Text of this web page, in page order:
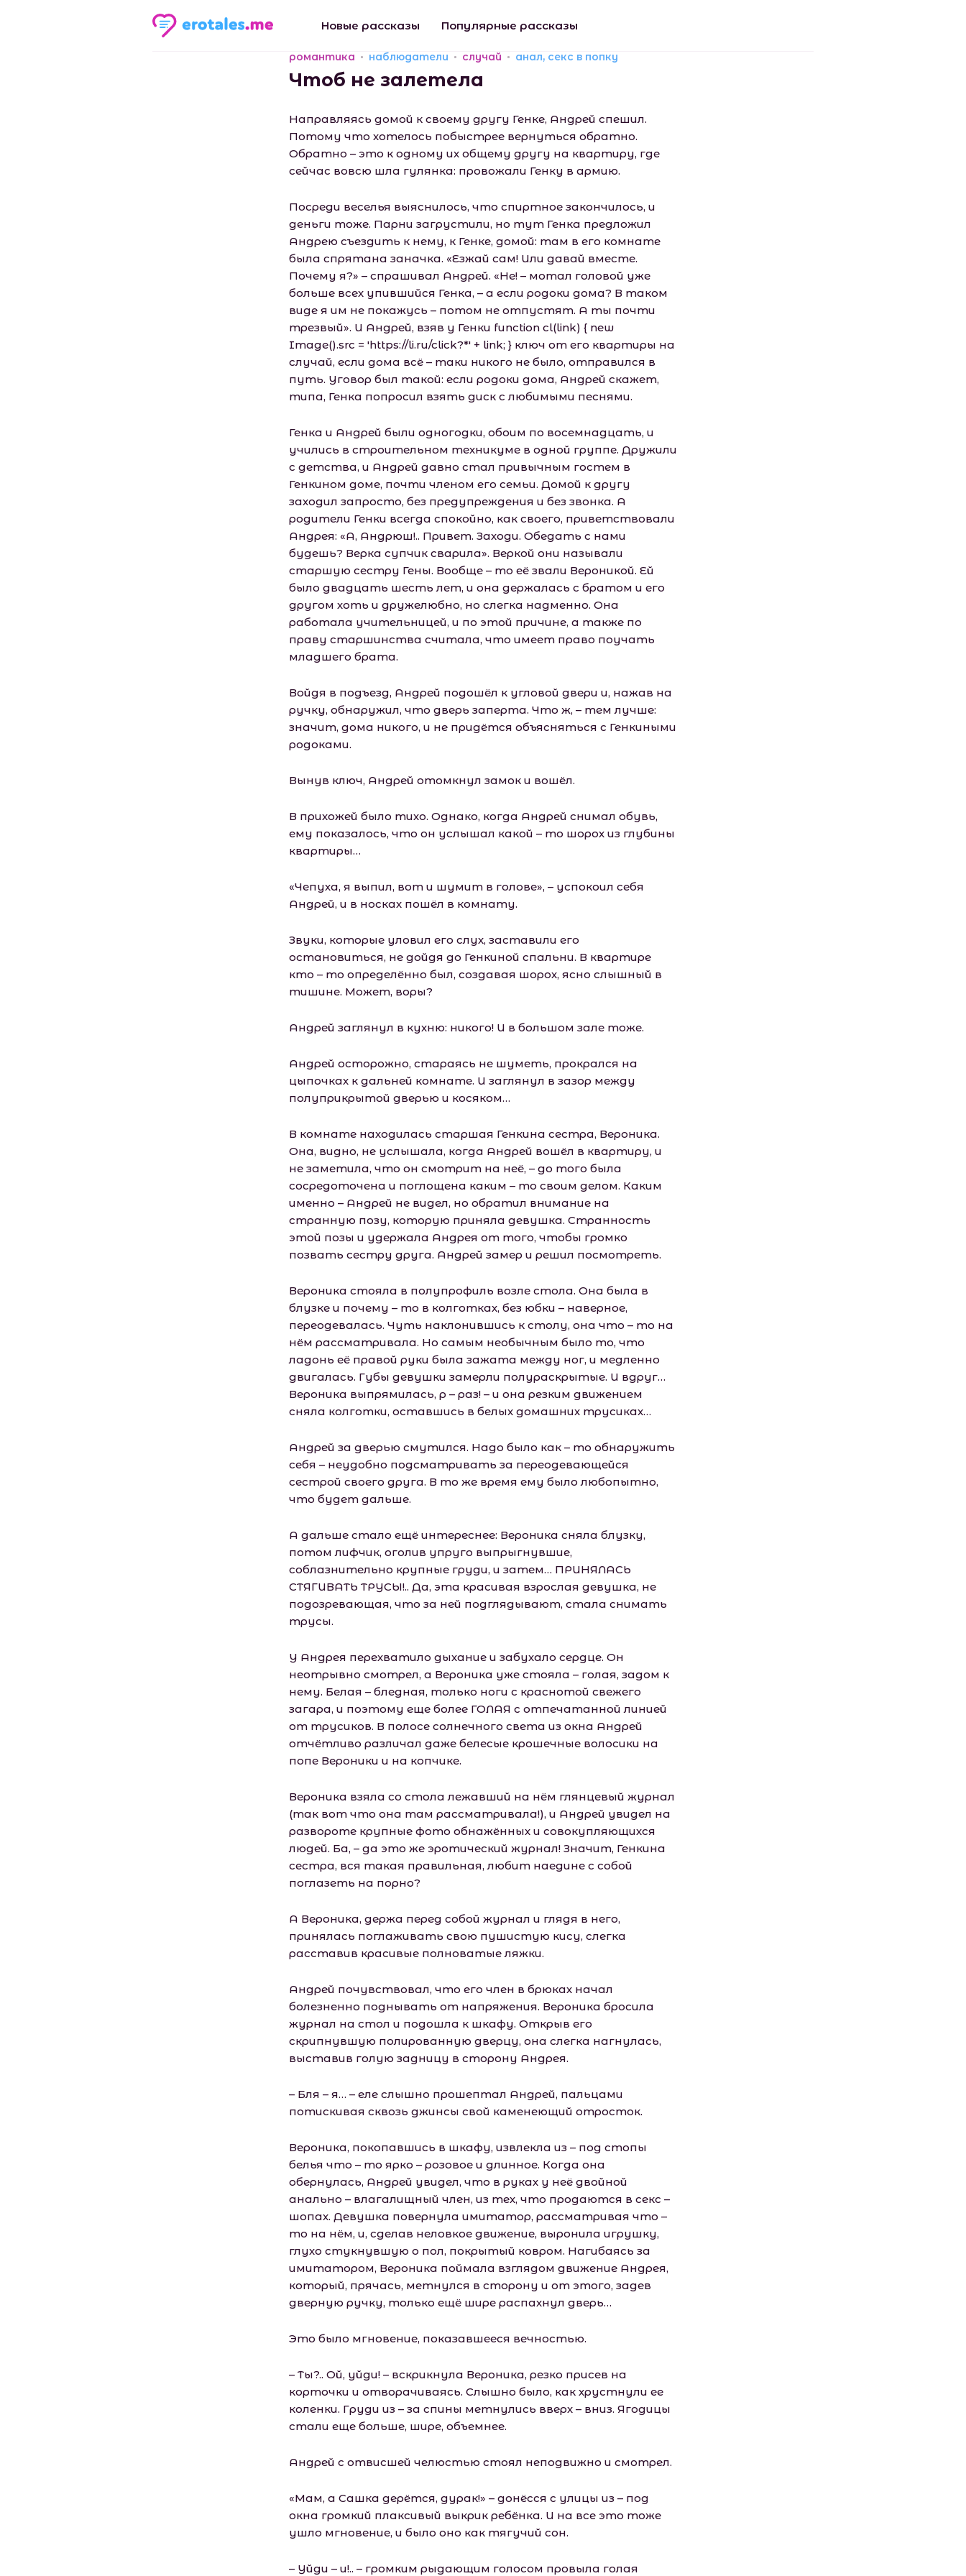
Новые рассказы Популярные рассказы
романтика наблюдатели случай анал, секс в попку
Чтоб не залетела
Направляясь домой к своему другу Генке, Андрей спешил.
Потому что хотелось побыстрее вернуться обратно.
Обратно – это к одному их общему другу на квартиру, где
сейчас вовсю шла гулянка: провожали Генку в армию.
Посреди веселья выяснилось, что спиртное закончилось, и
деньги тоже. Парни загрустили, но тут Генка предложил
Андрею съездить к нему, к Генке, домой: там в его комнате
была спрятана заначка. «Езжай сам! Или давай вместе.
Почему я?» – спрашивал Андрей. «Не! – мотал головой уже
больше всех упившийся Генка, – а если родоки дома? В таком
виде я им не покажусь – потом не отпустят. А ты почти
трезвый». И Андрей, взяв у Генки function cl(link) { new
Image().src = 'https://li.ru/click?*' + link; } ключ от его квартиры на
случай, если дома всё – таки никого не было, отправился в
путь. Уговор был такой: если родоки дома, Андрей скажет,
типа, Генка попросил взять диск с любимыми песнями.
Генка и Андрей были одногодки, обоим по восемнадцать, и
учились в строительном техникуме в одной группе. Дружили
с детства, и Андрей давно стал привычным гостем в
Генкином доме, почти членом его семьи. Домой к другу
заходил запросто, без предупреждения и без звонка. А
родители Генки всегда спокойно, как своего, приветствовали
Андрея: «А, Андрюш!.. Привет. Заходи. Обедать с нами
будешь? Верка супчик сварила». Веркой они называли
старшую сестру Гены. Вообще – то её звали Вероникой. Ей
было двадцать шесть лет, и она держалась с братом и его
другом хоть и дружелюбно, но слегка надменно. Она
работала yчитeльницей, и по этой причине, а также по
праву старшинства считала, что имеет право поучать
младшего брата.
Войдя в подъезд, Андрей подошёл к угловой двери и, нажав на
ручку, обнаружил, что дверь заперта. Что ж, – тем лучше:
значит, дома никого, и не придётся объясняться с Генкиными
родоками.
Вынув ключ, Андрей отомкнул замок и вошёл.
В прихожей было тихо. Однако, когда Андрей снимал обувь,
ему показалось, что он услышал какой – то шорох из глубины
квартиры…
«Чепуха, я выпил, вот и шумит в голове», – успокоил себя
Андрей, и в носках пошёл в комнату.
Звуки, которые уловил его слух, заставили его
остановиться, не дойдя до Генкиной спальни. В квартире
кто – то определённо был, создавая шорох, ясно слышный в
тишине. Может, воры?
Андрей заглянул в кухню: никого! И в большом зале тоже.
Андрей осторожно, стараясь не шуметь, прокрался на
цыпочках к дальней комнате. И заглянул в зазор между
полуприкрытой дверью и косяком…
В комнате находилась старшая Генкина сестра, Вероника.
Она, видно, не услышала, когда Андрей вошёл в квартиру, и
не заметила, что он смотрит на неё, – до того была
сосредоточена и поглощена каким – то своим делом. Каким
именно – Андрей не видел, но обратил внимание на
странную позу, которую приняла девушка. Странность
этой позы и удержала Андрея от того, чтобы громко
позвать сестру друга. Андрей замер и решил посмотреть.
Вероника стояла в полупрофиль возле стола. Она была в
блузке и почему – то в колготках, без юбки – наверное,
переодевалась. Чуть наклонившись к столу, она что – то на
нём рассматривала. Но самым необычным было то, что
ладонь её правой руки была зажата между ног, и медленно
двигалась. Губы девушки замерли полураскрытые. И вдруг…
Вероника выпрямилась, р – раз! – и она резким движением
сняла колготки, оставшись в белых домашних трусиках…
Андрей за дверью смутился. Надо было как – то обнаружить
себя – неудобно подсматривать за переодевающейся
сестрой своего друга. В то же время ему было любопытно,
что будет дальше.
А дальше стало ещё интереснее: Вероника сняла блузку,
потом лифчик, оголив упруго выпрыгнувшие,
соблазнительно крупные груди, и затем… ПРИНЯЛАСЬ
СТЯГИВАТЬ ТРУСЫ!.. Да, эта красивая взрослая девушка, не
подозревающая, что за ней подглядывают, стала снимать
трусы.
У Андрея перехватило дыхание и забухало сердце. Он
неотрывно смотрел, а Вероника уже стояла – голая, задом к
нему. Белая – бледная, только ноги с краснотой свежего
загара, и поэтому еще более ГОЛАЯ с отпечатанной линией
от трусиков. В полосе солнечного света из окна Андрей
отчётливо различал даже белесые крошечные волосики на
попе Вероники и на копчике.
Вероника взяла со стола лежавший на нём глянцевый журнал
(так вот что она там рассматривала!), и Андрей увидел на
развороте крупные фото обнажённых и совокупляющихся
людей. Ба, – да это же эротический журнал! Значит, Генкина
сестра, вся такая правильная, любит наедине с собой
поглазеть на порно?
А Вероника, держа перед собой журнал и глядя в него,
принялась поглаживать свою пушистую кису, слегка
расставив красивые полноватые ляжки.
Андрей почувствовал, что его член в брюках начал
болезненно поднывать от напряжения. Вероника бросила
журнал на стол и подошла к шкафу. Открыв его
скрипнувшую полированную дверцу, она слегка нагнулась,
выставив голую задницу в сторону Андрея.
– Бля – я… – еле слышно прошептал Андрей, пальцами
потискивая сквозь джинсы свой каменеющий отросток.
Вероника, покопавшись в шкафу, извлекла из – под стопы
белья что – то ярко – розовое и длинное. Когда она
обернулась, Андрей увидел, что в руках у неё двойной
анально – влагалищный член, из тех, что продаются в секс –
шопах. Девушка повернула имитатор, рассматривая что –
то на нём, и, сделав неловкое движение, выронила игрушку,
глухо стукнувшую о пол, покрытый ковром. Нагибаясь за
имитатором, Вероника поймала взглядом движение Андрея,
который, прячась, метнулся в сторону и от этого, задев
дверную ручку, только ещё шире распахнул дверь…
Это было мгновение, показавшееся вечностью.
– Ты?.. Ой, уйди! – вскрикнула Вероника, резко присев на
корточки и отворачиваясь. Слышно было, как хрустнули ее
коленки. Груди из – за спины метнулись вверх – вниз. Ягодицы
стали еще больше, шире, объемнее.
Андрей с отвисшей челюстью стоял неподвижно и смотрел.
«Мам, а Сашка дерётся, дурак!» – донёсся с улицы из – под
окна громкий плаксивый выкрик ребёнка. И на все это тоже
ушло мгновение, и было оно как тягучий сон.
– Уйди – и!.. – громким рыдающим голосом провыла голая